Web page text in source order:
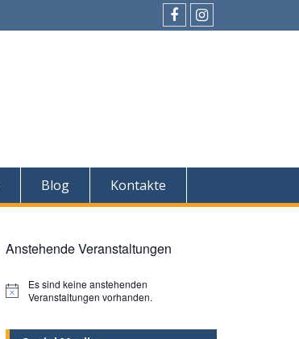
FacebookInstagram
Blog Kontakte
Anstehende Veranstaltungen
H
Es sind keine anstehenden
Veranstaltungen vorhanden.